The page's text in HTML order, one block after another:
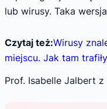
lub wirusy. Taka
Czytaj też:Wirusy
miejscu. Jak tam
Prof. Isabelle Jalbert